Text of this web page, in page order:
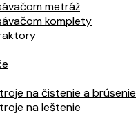
metráž
komplety
na čistenie a brúsenie
na leštenie